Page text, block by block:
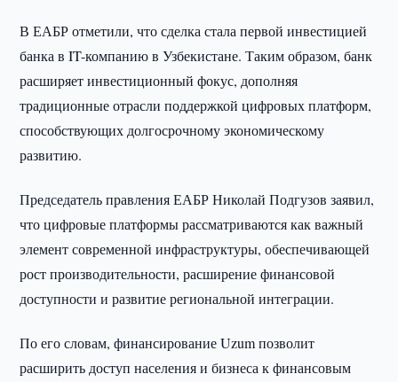
В ЕАБР отметили, что сделка стала первой инвестицией
банка в IT-компанию в Узбекистане. Таким образом, банк
расширяет инвестиционный фокус, дополняя
традиционные отрасли поддержкой цифровых платформ,
способствующих долгосрочному экономическому
развитию.
Председатель правления ЕАБР Николай Подгузов заявил,
что цифровые платформы рассматриваются как важный
элемент современной инфраструктуры, обеспечивающей
рост производительности, расширение финансовой
доступности и развитие региональной интеграции.
По его словам, финансирование Uzum позволит
расширить доступ населения и бизнеса к финансовым